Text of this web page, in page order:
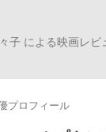
子 による映画レビ
プロフィール